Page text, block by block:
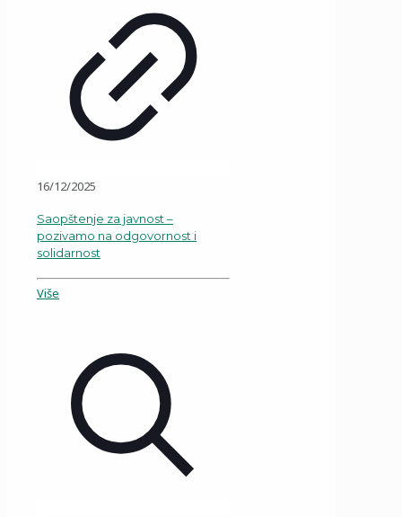
16/12/2025
Saopštenje za javnost –
pozivamo na odgovornost i
solidarnost
Više